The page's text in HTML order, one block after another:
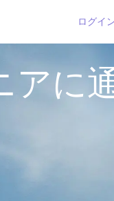
ログイ
アに